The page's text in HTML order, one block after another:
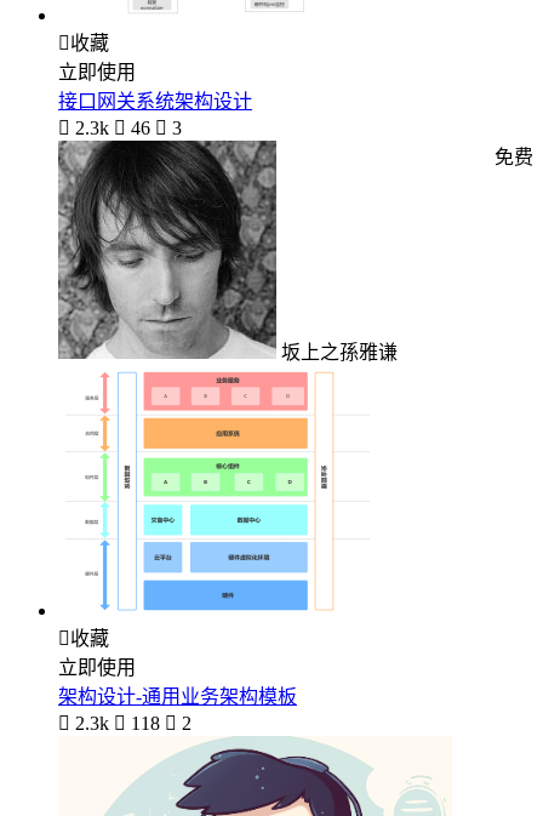
收藏
立即使用
接口网关系统架构设计
 2.3k  46  3
坂上之孫雅谦
免费
收藏
立即使用
架构设计-通用业务架构模板
 2.3k  118  2